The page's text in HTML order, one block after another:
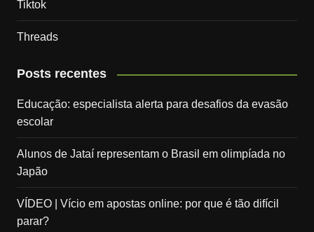
Tiktok
Threads
Posts recentes
Educação: especialista alerta para desafios da evasão
escolar
Alunos de Jataí representam o Brasil em olimpíada no
Japão
VÍDEO | Vício em apostas online: por que é tão difícil
parar?